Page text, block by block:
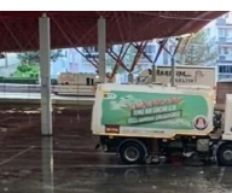
Spor
Teknoloji
Yaşam